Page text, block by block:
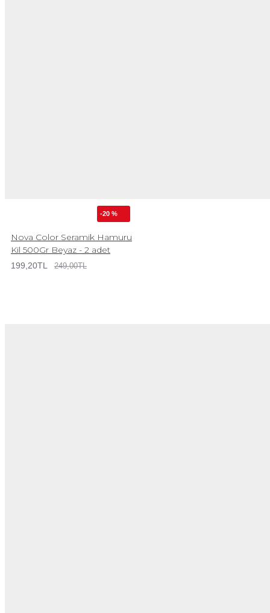
-20 %
Nova Color Seramik Hamuru
Kil 500Gr Beyaz - 2 adet
199,20TL 249,00TL